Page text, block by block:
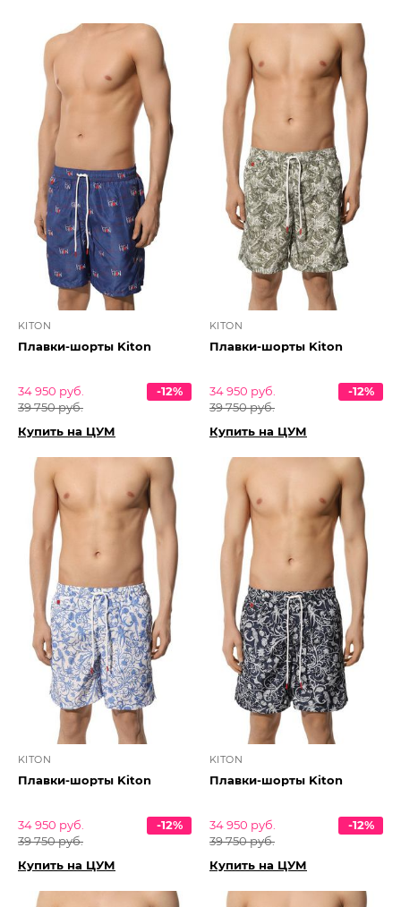
KITON
Плавки-шорты Kiton
34 950 руб.
39 750 руб.
-12%
Купить на ЦУМ
KITON
Плавки-шорты Kiton
34 950 руб.
39 750 руб.
-12%
Купить на ЦУМ
KITON
Плавки-шорты Kiton
34 950 руб.
39 750 руб.
-12%
Купить на ЦУМ
KITON
Плавки-шорты Kiton
34 950 руб.
39 750 руб.
-12%
Купить на ЦУМ